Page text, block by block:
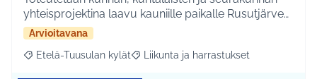
yhteisprojektina laavu kauniille paikalle Rusutjärve…
Arvioitavana
Rajaa tulokset aihepiirin mukaan: Etelä-Tuusulan kylät
Etelä-Tuusulan kylät Rajaa tulokset teeman mukaan:
Liikunta ja harrastukset